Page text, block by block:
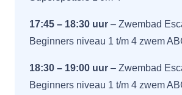
17:45 – 18:30 uur – Zwembad
Beginners niveau 1 t/m 4 zwem
18:30 – 19:00 uur – Zwembad
Beginners niveau 1 t/m 4 zwem